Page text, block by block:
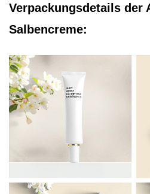
Verpackungsdetails der
Salbencreme: